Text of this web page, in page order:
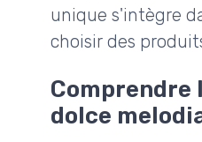
unique s'intègre
choisir des
Comprendre
dolce